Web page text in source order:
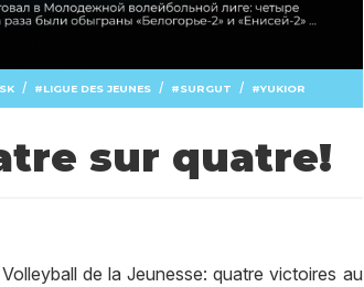
/ LIGUE DES JEUNES / SURGUT / YUKIOR
sur quatre!
de la Jeunesse: quatre victoires au